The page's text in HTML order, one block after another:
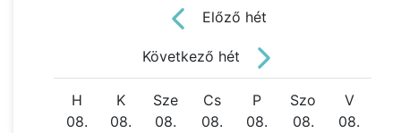
Előző hét
Következő hét
H
08.
K
08.
Sze
08.
Cs
08.
P
08.
Szo
08.
V
08.